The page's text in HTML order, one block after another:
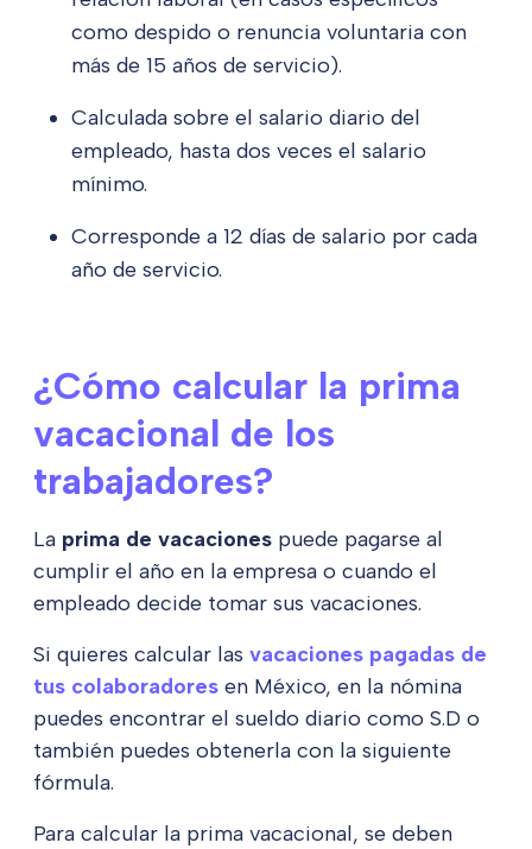
como despido o renuncia voluntaria con
más de 15 años de servicio).
Calculada sobre el salario diario del
empleado, hasta dos veces el salario
mínimo.
Corresponde a 12 días de salario por cada
año de servicio.
¿Cómo calcular la prima
vacacional de los
trabajadores?
La prima de vacaciones puede pagarse al
cumplir el año en la empresa o cuando el
empleado decide tomar sus vacaciones.
Si quieres calcular las vacaciones pagadas de
tus colaboradores en México, en la nómina
puedes encontrar el sueldo diario como S.D o
también puedes obtenerla con la siguiente
fórmula.
Para calcular la prima vacacional, se deben